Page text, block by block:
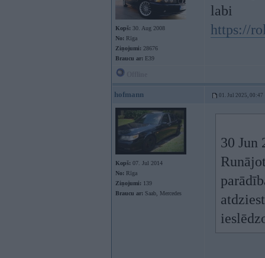
Kopš: 30. Aug 2008
No: Rīga
Ziņojumi: 28676
Braucu ar: E39
labi
https://
hofmann 01. Jul 2025, 00:47
Kopš: 07. Jul 2014
No: Rīga
Ziņojumi: 139
Braucu ar: Saab, Mercedes
30 Jun